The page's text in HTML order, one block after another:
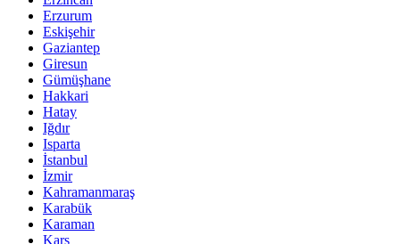
Erzurum
Eskişehir
Gaziantep
Giresun
Gümüşhane
Hakkari
Hatay
Iğdır
Isparta
İstanbul
İzmir
Kahramanmaraş
Karabük
Karaman
Kars